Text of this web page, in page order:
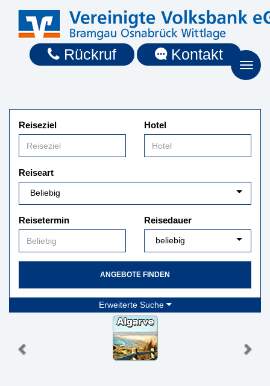
Toggle
Rückruf Kontakt
Reiseziel Hotel
Reiseart
Reisetermin Reisedauer
ANGEBOTE FINDEN
Erweiterte Suche